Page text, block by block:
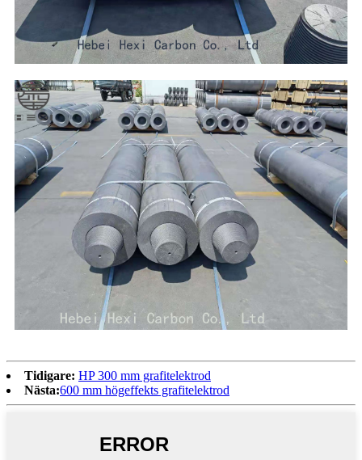
Tidigare: HP 300 mm grafitelektrod
Nästa:600 mm högeffekts grafitelektrod